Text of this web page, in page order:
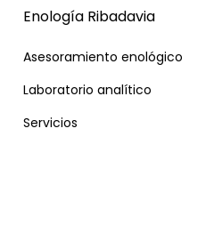
Enología Ribadavia
Asesoramiento enológico
Laboratorio analítico
Servicios